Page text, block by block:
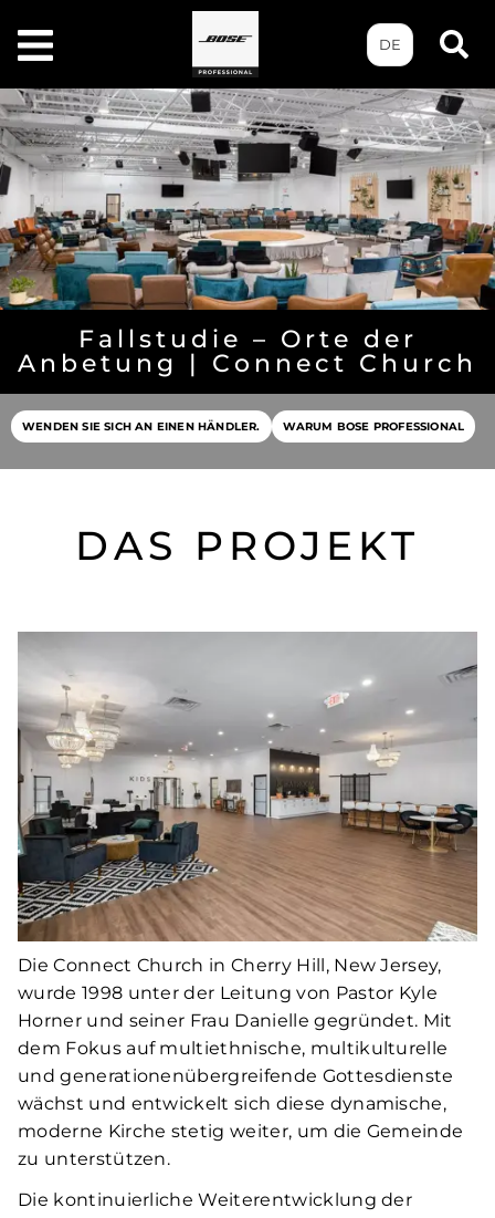
DE
Fallstudie – Orte der
Anbetung | Connect Church
WENDEN SIE SICH AN EINEN HÄNDLER. WARUM BOSE PROFESSIONAL
DAS PROJEKT
Die Connect Church in Cherry Hill, New Jersey,
wurde 1998 unter der Leitung von Pastor Kyle
Horner und seiner Frau Danielle gegründet. Mit
dem Fokus auf multiethnische, multikulturelle
und generationenübergreifende Gottesdienste
wächst und entwickelt sich diese dynamische,
moderne Kirche stetig weiter, um die Gemeinde
zu unterstützen.
Die kontinuierliche Weiterentwicklung der